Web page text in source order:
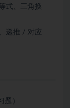
式、三角换
递推 / 对应
题）